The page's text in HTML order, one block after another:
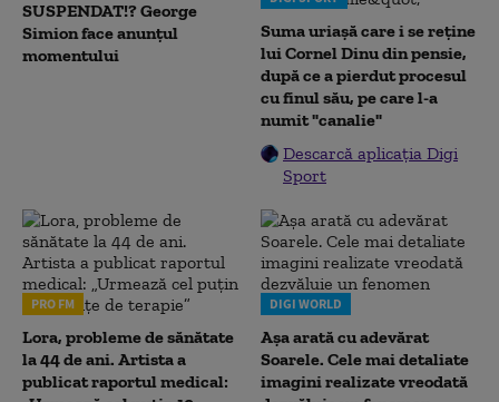
SUSPENDAT!? George
Simion face anunțul
momentului
Suma uriașă care i se reține
lui Cornel Dinu din pensie,
după ce a pierdut procesul
cu finul său, pe care l-a
numit "canalie"
Descarcă aplicația Digi
Sport
PRO FM
Lora, probleme de sănătate
la 44 de ani. Artista a
publicat raportul medical:
DIGI WORLD
Așa arată cu adevărat
Soarele. Cele mai detaliate
imagini realizate vreodată